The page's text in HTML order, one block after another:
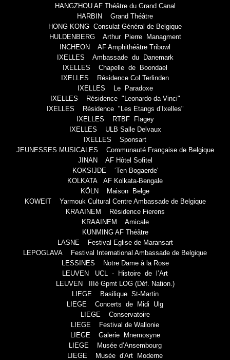
HANGZHOU AF Théâtre du Grand Canal
HARBIN Grand Théâtre
HONG KONG Consulat Général de Belgique
HULDENBERG Arthur Pierre Managment
INCHEON AF Amphithéâtre Tribowl
IXELLES Ambassade du Danemark
IXELLES Chapelle de Boondael
IXELLES Résidence Col Terlinden
IXELLES Le Paradoxe
IXELLES Résidence "Leonardo da Vinci"
IXELLES Résidence "Les Etangs d’Ixelles"
IXELLES RTBF Flagey
IXELLES ULB Salle Delvaux
IXELLES Sponsart
JEUNESSES MUSICALES Communauté Française de Belgique
JINAN AF Hôtel Sofitel
KOKSIJDE ‘Ten Bogaerde'
KOLKATA AF Kolkata-Bengale
KÖLN Maison Belge
KOWEIT Yarmouk Cultural Centre Ambassade de Belgique
KRAAINEM Résidence Fierens
KRAAINEM Amicale
KUNMING AF Théâtre
LASNE Festival Eglise de Maransart
LEPOGLAVA Festival International Ambassade de Belgique
LESSINES Notre Dame à la Rose
LEUVEN UCL - Histoire de l’Art
LEUVEN IIIè Gpmt LOG (Déf. Nation.)
LIEGE Basilique St-Martin
LIEGE Concerts de Midi Ulg
LIEGE Conservatoire
LIEGE Festival de Wallonie
LIEGE Galerie Mnemosyne
LIEGE Musée d’Ansembourg
LIEGE Musée d'Art Moderne